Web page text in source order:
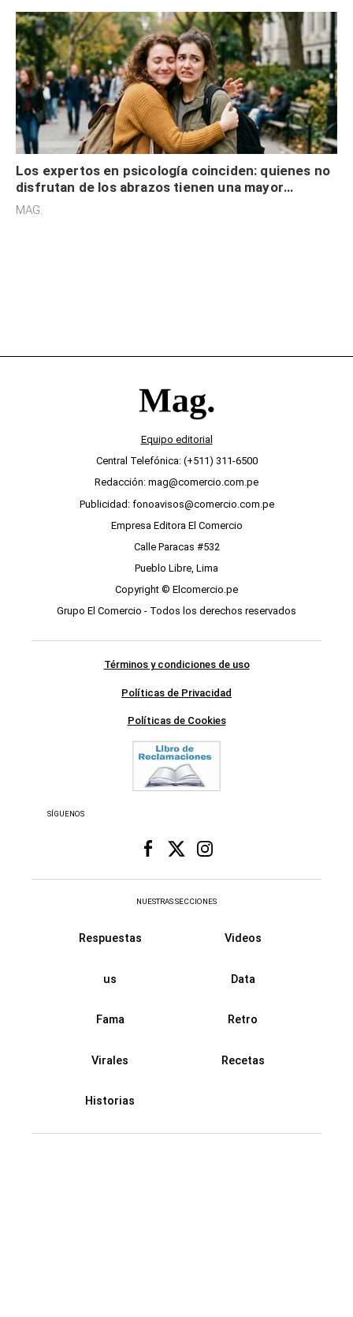
Los expertos en psicología coinciden: quienes no
disfrutan de los abrazos tienen una mayor
sensibilidad a los estímulos físicos y no es por
MAG.
Equipo editorial
Central Telefónica: (+511) 311-6500
Redacción: mag@comercio.com.pe
Publicidad: fonoavisos@comercio.com.pe
Empresa Editora El Comercio
Calle Paracas #532
Pueblo Libre, Lima
Copyright © Elcomercio.pe
Grupo El Comercio - Todos los derechos reservados
Términos y condiciones de uso
Políticas de Privacidad
Políticas de Cookies
SÍGUENOS
NUESTRAS SECCIONES
Respuestas Videos
us Data
Fama Retro
Virales Recetas
Historias